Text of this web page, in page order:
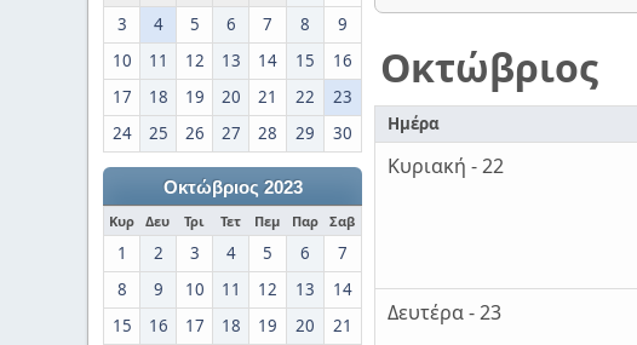
3
4 5 6 7 8
9
10
11 12 13 14 15
16
17
18 19 20 21 22
23
24
25 26 27 28 29 30
Οκτώβριος 2023
Κυρ Δευ Τρι Τετ Πεμ Παρ Σαβ
1 2 3 4 5 6
7
8
9 10 11 12 13
14
15
16 17 18 19 20
21
Οκτώβριος
Ημέρα
Κυριακή - 22
Δευτέρα - 23